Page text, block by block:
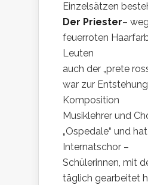
Einzelsätzen
Der Priester–
feuerroten
Leuten
auch der „prete
war zur
Komposition
Musiklehrer und
„Ospedale“ und
Internatschor –
Schülerinnen, mit
täglich gearbeitet